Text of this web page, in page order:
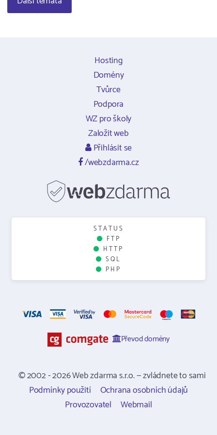
Hosting
Domény
Tvůrce
Podpora
WZ pro školy
Založit web
Přihlásit se
/webzdarma.cz
STATUS
FTP
HTTP
SQL
PHP
Převod domény
© 2002 - 2026 Web zdarma s.r.o. — zvládnete to sami
Podmínky použití
Ochrana osobních údajů
Provozovatel
Webmail